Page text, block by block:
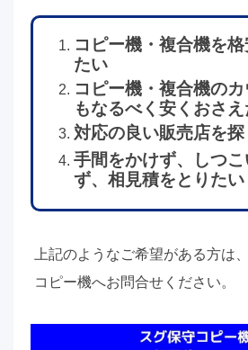
コピー機・複合機を
たい
コピー機・複合機の
もなるべく安くおさえ
対応の良い販売店を
手間をかけず、しつ
ず、相見積をとりたい
上記のようなご希望がある方は
コピー機へお問合せください。